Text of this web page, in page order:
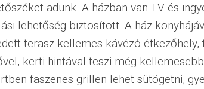
adunk. A házban van TV és
lehetőség biztosított. A ház
terasz kellemes kávézó-étkezőhely,
kerti hintával teszi még
faszenes grillen lehet sütögetni,